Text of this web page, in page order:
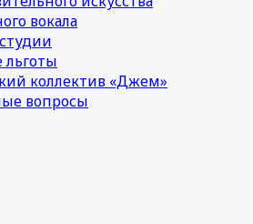
вокала
льготы
коллектив «Джем»
вопросы